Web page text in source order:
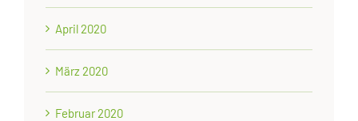
April 2020
März 2020
Februar 2020